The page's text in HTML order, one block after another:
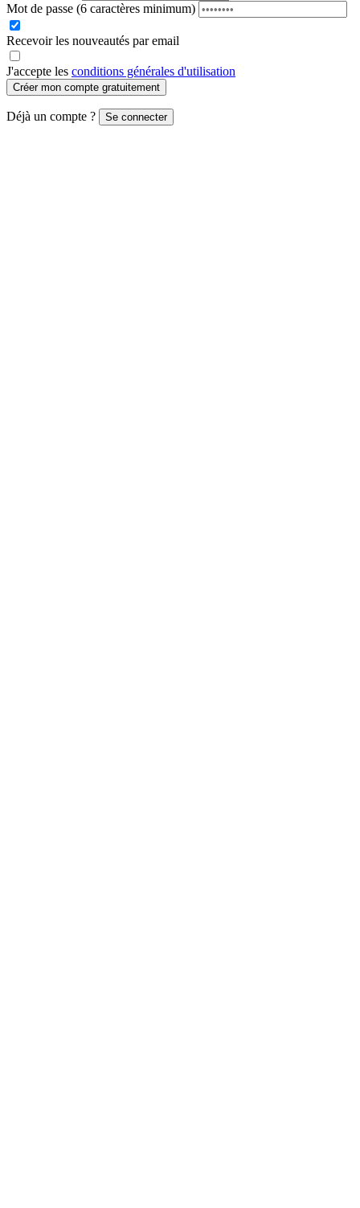
Mot de passe (6 caractères minimum)
Recevoir les nouveautés par email
J'accepte les conditions générales d'utilisation
Créer mon compte gratuitement
Déjà un compte ? Se connecter